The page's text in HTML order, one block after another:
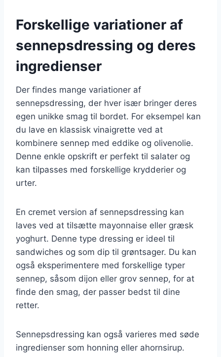
Forskellige variationer af
sennepsdressing og deres
ingredienser
Der findes mange variationer af
sennepsdressing, der hver især bringer deres
egen unikke smag til bordet. For eksempel kan
du lave en klassisk vinaigrette ved at
kombinere sennep med eddike og olivenolie.
Denne enkle opskrift er perfekt til salater og
kan tilpasses med forskellige krydderier og
urter.
En cremet version af sennepsdressing kan
laves ved at tilsætte mayonnaise eller græsk
yoghurt. Denne type dressing er ideel til
sandwiches og som dip til grøntsager. Du kan
også eksperimentere med forskellige typer
sennep, såsom dijon eller grov sennep, for at
finde den smag, der passer bedst til dine
retter.
Sennepsdressing kan også varieres med søde
ingredienser som honning eller ahornsirup.